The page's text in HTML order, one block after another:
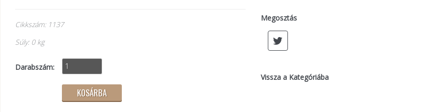
Cikkszám: 1137
Súly: 0 kg
Darabszám:
Megosztás
Vissza a Kategóriába